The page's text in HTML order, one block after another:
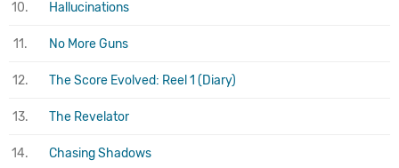
10. Hallucinations
11. No More Guns
12. The Score Evolved: Reel 1 (Diary)
13. The Revelator
14. Chasing Shadows